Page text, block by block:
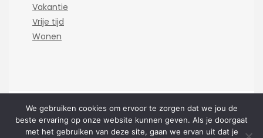
Vakantie
Vrije tijd
Wonen
Copyright mamafamily.nl 2026 |Theme by
We gebruiken cookies om ervoor te zorgen dat we jou de
beste ervaring op onze website kunnen geven. Als je doorgaat
met het gebruiken van deze site, gaan we ervan uit dat je